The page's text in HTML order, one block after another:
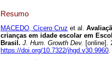
Resumo
MACEDO, Cícero Cruz et al.
crianças em idade escolar em
Brasil . J. Hum. Growth Dev. [online].
https://doi.org/10.7322/jhgd.v30.9960.